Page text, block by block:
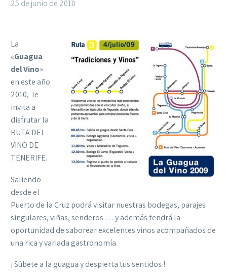
25 de junio de 2010
La
«Guagua
del Vino»
en este año
2010, le
invita a
disfrutar la
RUTA DEL
VINO DE
TENERIFE.
Saliendo
desde el
Puerto de la Cruz podrá visitar nuestras bodegas, parajes
singulares, viñas, senderos … y además tendrá la
oportunidad de saborear excelentes vinos acompañados de
una rica y variada gastronomía.
¡ Súbete a la guagua y despierta tus sentidos !